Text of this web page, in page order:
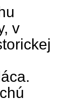
v